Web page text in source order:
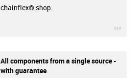
chainflex® shop.
All components from a single source -
with guarantee